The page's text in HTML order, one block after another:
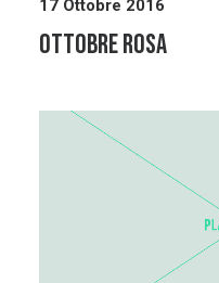
17 Ottobre 2016
OTTOBRE ROSA